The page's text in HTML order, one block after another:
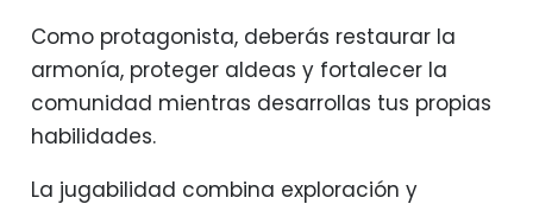
Como protagonista, deberás restaurar la
armonía, proteger aldeas y fortalecer la
comunidad mientras desarrollas tus propias
habilidades.
La jugabilidad combina exploración y